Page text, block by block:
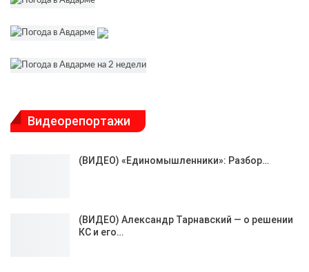
Видеорепортажи
(ВИДЕО) «Единомышленники»: Разбор…
(ВИДЕО) Александр Тарнавский — о решении
КС и его…